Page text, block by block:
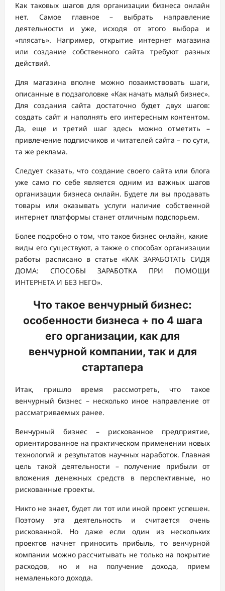
Как таковых шагов для организации бизнеса онлайн
нет. Самое главное – выбрать направление
деятельности и уже, исходя от этого выбора и
«плясать». Например, открытие интернет магазина
или создание собственного сайта требуют разных
действий.
Для магазина вполне можно позаимствовать шаги,
описанные в подзаголовке «Как начать малый бизнес».
Для создания сайта достаточно будет двух шагов:
создать сайт и наполнять его интересным контентом.
Да, еще и третий шаг здесь можно отметить –
привлечение подписчиков и читателей сайта – по сути,
та же реклама.
Следует сказать, что создание своего сайта или блога
уже само по себе является одним из важных шагов
организации бизнеса онлайн. Будете ли вы продавать
товары или оказывать услуги наличие собственной
интернет платформы станет отличным подспорьем.
Более подробно о том, что такое бизнес онлайн, какие
виды его существуют, а также о способах организации
работы расписано в статье «КАК ЗАРАБОТАТЬ СИДЯ
ДОМА: СПОСОБЫ ЗАРАБОТКА ПРИ ПОМОЩИ
ИНТЕРНЕТА И БЕЗ НЕГО».
Что такое венчурный бизнес:
особенности бизнеса + по 4 шага
его организации, как для
венчурной компании, так и для
стартапера
Итак, пришло время рассмотреть, что такое
венчурный бизнес – несколько иное направление от
рассматриваемых ранее.
Венчурный бизнес – рискованное предприятие,
ориентированное на практическом применении новых
технологий и результатов научных наработок. Главная
цель такой деятельности – получение прибыли от
вложения денежных средств в перспективные, но
рискованные проекты.
Никто не знает, будет ли тот или иной проект успешен.
Поэтому эта деятельность и считается очень
рискованной. Но даже если один из нескольких
проектов начнет приносить прибыль, то венчурной
компании можно рассчитывать не только на покрытие
расходов, но и на получение дохода, прием
немаленького дохода.